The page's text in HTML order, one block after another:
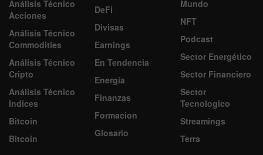
Análisis Técnico
Acciones
Análisis Técnico
Commodities
Análisis Técnico
Cripto
Análisis Técnico
Indices
Bitcoin
Bitcoin
DeFi
Divisas
Earnings
En Tendencia
Energía
Finanzas
Formacion
Glosario
Mundo
NFT
Podcast
Sector Energético
Sector Financiero
Sector
Tecnologico
Streamings
Terra